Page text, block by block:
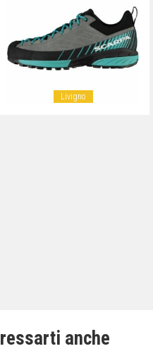
Livigno
anche